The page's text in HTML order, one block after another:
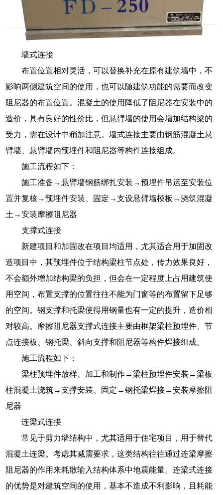
墙式连接
布置位置相对灵活，可以替换补充在原有建筑墙中，不
影响两侧建筑空间的使用，也可以随建筑功能的需要而改变
阻尼器的布置位置。混凝土的使用降低了阻尼器在安装中的
造价，具有良好的性价比，但悬臂墙的使用会增加结构梁的
受力，需在设计中稍加注意。墙式连接主要由钢筋混凝土悬
臂墙、悬臂墙内预埋件和阻尼器等构件连接组成。
施工流程如下：
施工准备→悬臂墙钢筋绑扎安装→预埋件吊运至安装位
置并复核→预埋件安装、固定→支设悬臂墙模板→浇筑混凝
土→安装摩擦阻尼器
支撑式连接
新建项目和加固改在项目均适用，尤其适合用于加固改
造项目中，其预埋件位于结构梁柱节点处，传力效果良好，
不会额外增加结构梁的负担，但会在一定程度上占用建筑使
用空间，布置支撑的位置往往不能为门窗等的布置留下足够
的空间。钢支撑和托梁使得用钢量也有一定的提升，造价相
对较高。摩擦阻尼器支撑式连接主要由框架梁柱预埋件、节
点连接板、钢托梁、斜向支撑和阻尼器等构件焊接组成。
施工流程如下：
梁柱预埋件放样、加工和制作→梁柱预埋件安装→梁板
柱混凝土浇筑→支撑安装、固定→钢托梁焊接→安装摩擦阻
尼器
连梁式连接
常见于剪力墙结构中，尤其适用于住宅项目，用于替代
混凝土连梁。考虑其减震要求，这类结构往往通过连梁摩擦
阻尼器的作用来耗散输入结构体系中地震能量。连梁式连接
的优势是对建筑空间的使用，基本不造成不利影响，且耗能